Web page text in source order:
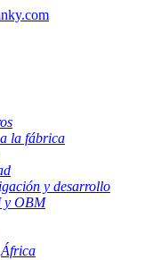
la fábrica
y desarrollo
y OBM
África